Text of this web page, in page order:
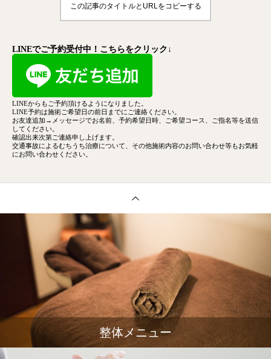
この記事のタイトルとURLをコピーする
LINEでご予約受付中！こちらをクリック↓
LINEからもご予約頂けるようになりました。
LINE予約は施術ご希望日の前日までにご連絡ください。
お友達追加→メッセージでお名前、予約希望日時、ご希望コース、
ご指名等を送信
してください。
確認出来次第ご連絡申し上げます。
交通事故によるむちうち治療について、その他施術内容のお問い合わせ等もお気軽
にお問い合わせください。
整体メニュー